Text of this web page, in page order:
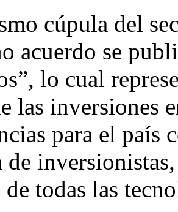
cúpula del
acuerdo se
lo cual
las inversiones
para el país
de
todas las